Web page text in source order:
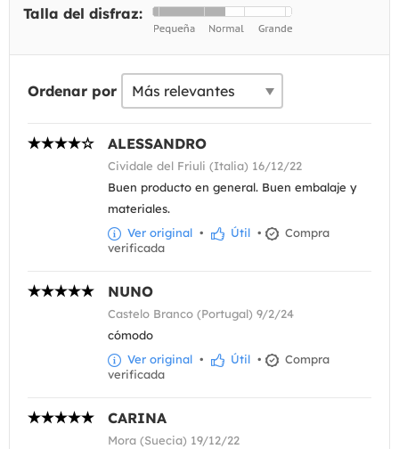
Talla del disfraz:
Ordenar por
ALESSANDRO
Cividale del Friuli (Italia) 16/12/22
Buen producto en general. Buen embalaje y
materiales.
Ver original • Útil •
Compra
verificada
NUNO
Castelo Branco (Portugal) 9/2/24
cómodo
Ver original • Útil •
Compra
verificada
CARINA
Mora (Suecia) 19/12/22